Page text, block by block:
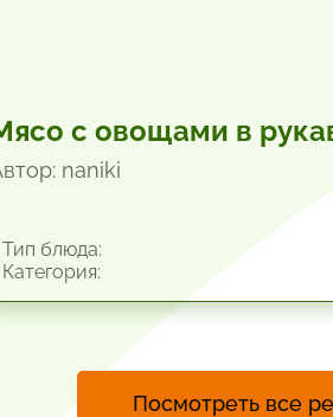
с овощами в
naniki
блюда:
Посмотреть все